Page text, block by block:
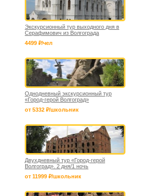
Экскурсионный тур выходного дня в
Серафимович из Волгограда
4499 ₽/чел
Однодневный экскурсионный тур
«Город-герой Волгоград»
от 5332 ₽/школьник
Двухдневный тур «Город-герой
Волгоград». 2 дня/1 ночь
от 11999 ₽/школьник